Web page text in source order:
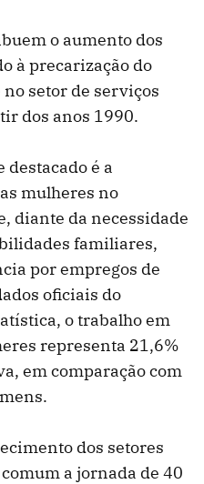
o aumento dos
à precarização do
setor de serviços
dos anos 1990.
é a
mulheres no
diante da necessidade
familiares,
por empregos de
oficiais do
o trabalho em
representa 21,6%
em comparação com
dos setores
a jornada de 40